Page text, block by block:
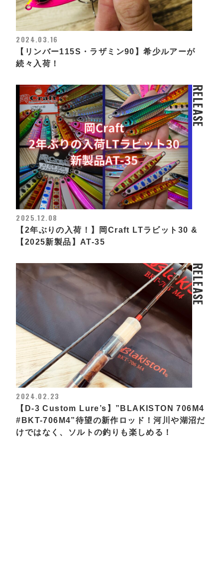
2024.03.16
【リンバー115S・ラザミン90】希少ルアーが
続々入荷！
RELEASE
2025.12.08
【2年ぶりの入荷！】岡Craft LTラビット30 &
【2025新製品】AT-35
RELEASE
2024.02.23
【D-3 Custom Lure’s】”BLAKISTON 706M4
#BKT-706M4”待望の新作ロッド！河川や湖沼だ
けではなく、ソルトの釣りも楽しめる！